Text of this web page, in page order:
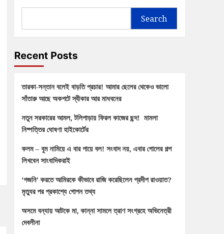
Search
Recent Posts
তারকা-সন্তান বলেই বাড়তি প্রচার! আমার ছেলের থেকেও ভালো
সাঁতারু আছে অকপটে স্বীকার আর মাধবনের
নতুন সরকারের আমল, টলিপাড়ায় ফিরল কাজের ছন্দ! মামলা
নিষ্পত্তির ঘোষণা হাইকোর্টের
কলম – বুম নামিয়ে এ বার পায়ে বল! সংবাদ নয়, এবার গোলের গল্প
লিখবেন সাংবাদিকরাই
‘গজনি’ করতে আমিরকে কীভাবে রাজি করেছিলেন প্রদীপ রাওয়াত?
মৃত্যুর পর প্রকাশ্যে গোপন তথ্য
অসমে বন্যায় আটকে মা, কান্না সামলে ত্রাণ সংগ্রহে অভিনেত্রী
দেবলীনা